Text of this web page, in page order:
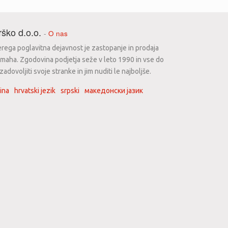
d.o.o. - O nas
poglavitna dejavnost je zastopanje in prodaja
Zgodovina podjetja seže v leto 1990 in vse do
svoje stranke in jim nuditi le najboljše.
hrvatski jezik srpski
македонски јазик